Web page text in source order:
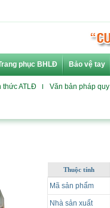
phục BHLĐ Bảo vệ tay
thức ATLĐ Văn bản pháp quy
Thuộc tính
Mã sản phẩm
Nhà sản xuất